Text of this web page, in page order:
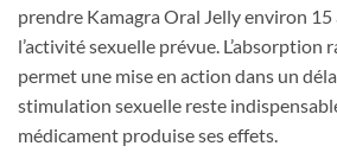
prendre Kamagra Oral Jelly environ
l’activité sexuelle prévue.
permet une mise en action dans un
stimulation sexuelle reste
médicament produise ses effets.